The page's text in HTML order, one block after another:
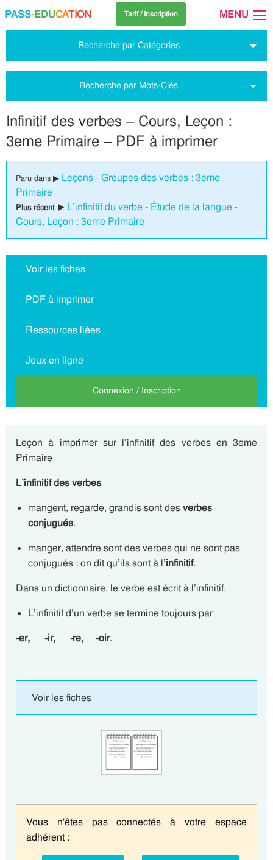
PASS-EDUCATION Tarif / Inscription MENU
Recherche par Catégories
Recherche par Mots-Clés
Infinitif des verbes – Cours, Leçon :
3eme Primaire – PDF à imprimer
Paru dans ▶ Leçons - Groupes des verbes : 3eme
Primaire
Plus récent ▶ L’infinitif du verbe - Étude de la langue -
Cours, Leçon : 3eme Primaire
Voir les fiches
PDF à imprimer
Ressources liées
Jeux en ligne
Connexion / Inscription
Leçon à imprimer sur l’infinitif des verbes en 3eme
Primaire
L’infinitif des verbes
mangent, regarde, grandis sont desverbes
conjugués.
manger, attendre sont des verbes qui ne sont pas
conjugués : on dit qu’ils sont à l’infinitif.
Dans un dictionnaire, le verbe est écrit à l’infinitif.
L’infinitif d’un verbe se termine toujours par
-er, -ir, -re, -oir.
Voir les fiches
Vous n'êtes pas connectés à votre espace
adhérent :